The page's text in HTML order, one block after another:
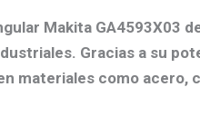
Makita GA4593X03
Gracias a su
materiales como acero,